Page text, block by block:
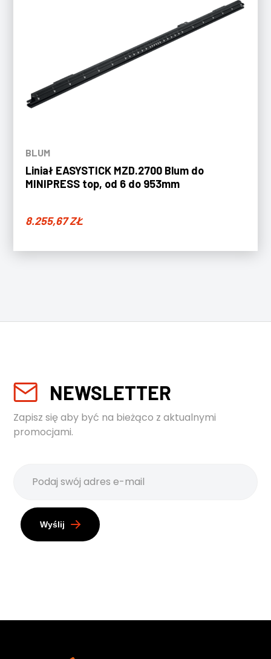
BLUM
Liniał EASYSTICK MZD.2700 Blum do
MINIPRESS top, od 6 do 953mm
8.255,67ZŁ
NEWSLETTER
Zapisz się aby być na bieżąco z aktualnymi
promocjami.
Wyślij